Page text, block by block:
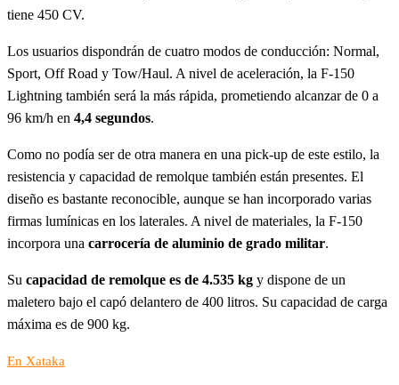
tiene 450 CV.
Los usuarios dispondrán de cuatro modos de conducción: Normal,
Sport, Off Road y Tow/Haul. A nivel de aceleración, la F-150
Lightning también será la más rápida, prometiendo alcanzar de 0 a
96 km/h en 4,4 segundos.
Como no podía ser de otra manera en una pick-up de este estilo, la
resistencia y capacidad de remolque también están presentes. El
diseño es bastante reconocible, aunque se han incorporado varias
firmas lumínicas en los laterales. A nivel de materiales, la F-150
incorpora una carrocería de aluminio de grado militar.
Su capacidad de remolque es de 4.535 kg y dispone de un
maletero bajo el capó delantero de 400 litros. Su capacidad de carga
máxima es de 900 kg.
En Xataka